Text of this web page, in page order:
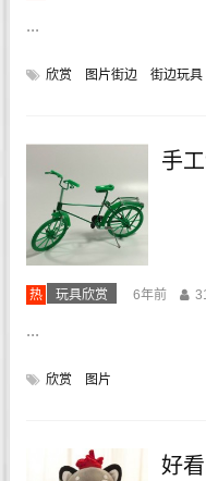
...
欣赏 图片街边 街边玩具
手
热 玩具欣赏 6年前
...
欣赏 图片
好